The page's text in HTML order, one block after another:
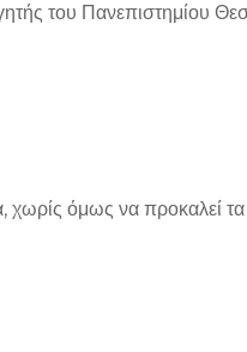
του Πανεπιστημίου
χωρίς όμως να